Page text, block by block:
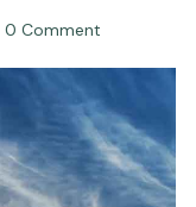
0 Comment